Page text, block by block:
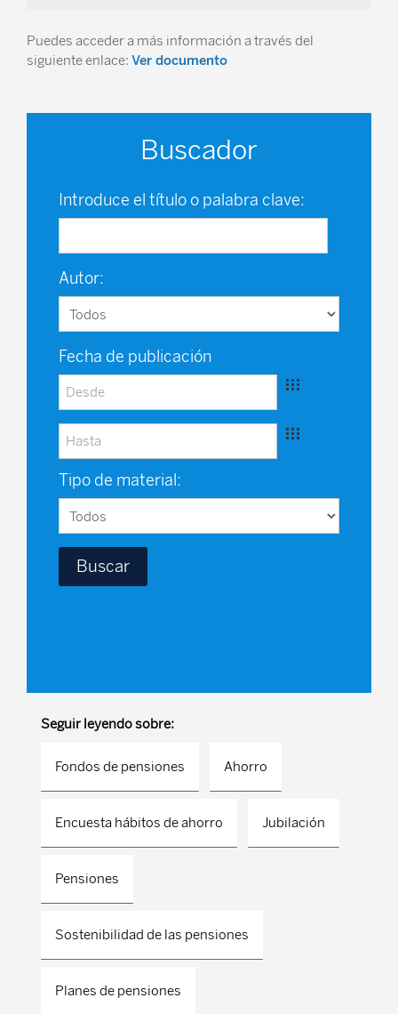
Puedes acceder a más información a través del
siguiente enlace: Ver documento
Buscador
Introduce el título o palabra clave:
Autor:
Fecha de publicación
Tipo de material:
Seguir leyendo sobre:
Fondos de pensiones Ahorro
Encuesta hábitos de ahorro Jubilación
Pensiones
Sostenibilidad de las pensiones
Planes de pensiones